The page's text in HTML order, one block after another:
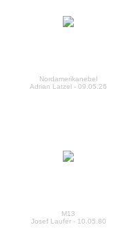
Nordamerikanebel
Adrian Latzel - 09.05.26
M13
Josef Laufer - 10.05.80